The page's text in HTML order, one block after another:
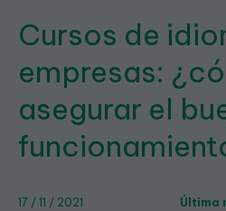
Cursos de
empresas:
asegurar el
17 / 11 / 2021 Última